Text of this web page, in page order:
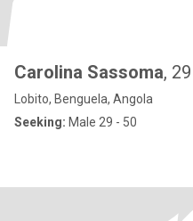
Carolina Sassoma, 29
Lobito, Benguela, Angola
Seeking: Male 29 - 50